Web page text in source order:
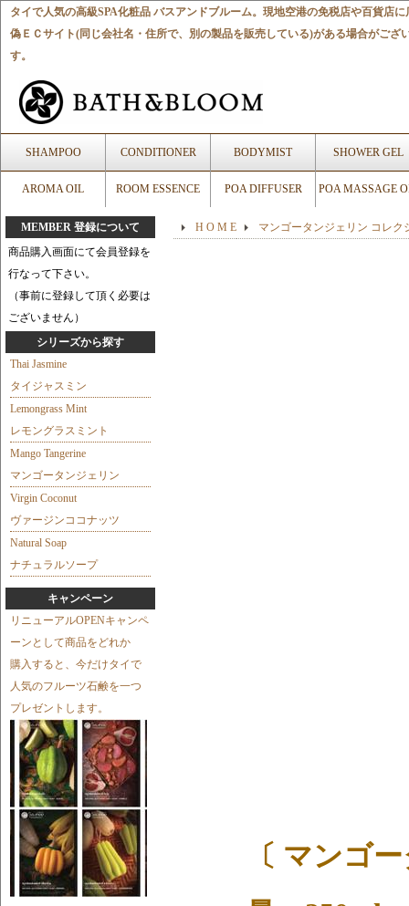
タイで人気の高級SPA化粧品 バスアンドブルーム。現地空港の免税店や百貨店
偽ＥＣサイト(同じ会社名・住所で、別の製品を販売している)がある場合がご
す。
SHAMPOO CONDITIONER BODYMIST SHOWER GEL
AROMA OIL ROOM ESSENCE POA DIFFUSER POA MASSAGE
MEMBER 登録について
商品購入画面にて会員登録を
行なって下さい。
（事前に登録して頂く必要は
ございません）
シリーズから探す
Thai Jasmine
タイジャスミン
Lemongrass Mint
レモングラスミント
Mango Tangerine
マンゴータンジェリン
Virgin Coconut
ヴァージンココナッツ
Natural Soap
ナチュラルソープ
キャンペーン
リニューアルOPENキャンペ
ーンとして商品をどれか
購入すると、今だけタイで
人気のフルーツ石鹸を一つ
プレゼントします。
H O M E マンゴータンジェリン コレク
〔 マンゴ